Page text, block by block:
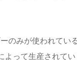
のみが使われてい
よって生産されてい